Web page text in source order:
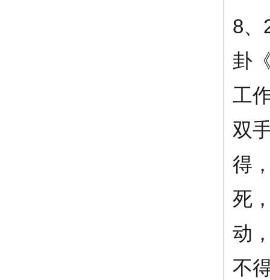
8、
卦
工
双
得
死
动
不